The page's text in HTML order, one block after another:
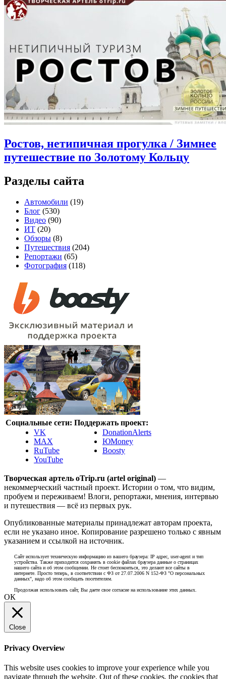
Ростов, нетипичная прогулка / Зимнее
путешествие по Золотому Кольцу
Разделы сайта
Автомобили (19)
Блог (530)
Видео (90)
ИТ (20)
Обзоры (8)
Путешествия (204)
Репортажи (65)
Фотография (118)
Социальные сети:
VK
MAX
RuTube
YouTube
Поддержать проект:
DonationAlerts
ЮMoney
Boosty
Творческая артель oTrip.ru (artel original) —
некоммерческий частный проект. Истории о том, что видим,
пробуем и переживаем! Влоги, репортажи, мнения, интервью
и путешествия — всё из первых рук.
Опубликованные материалы принадлежат авторам проекта,
если не указано иное. Копирование разрешено только с явным
указанием и ссылкой на источник.
Сайт использует техническую информацию из вашего браузера: IP адрес, user-agent и тип
устройства. Также приходится сохранять в cookie файлах браузера данные о страницах
нашего сайта и об этом сообщении. Не стоит беспокоиться, это делают все сайты в
интернете. Просто теперь, в соответствии с ФЗ от 27.07.2006 N 152-ФЗ "О персональных
данных", надо об этом сообщать посетителям.
Продолжая использовать сайт, Вы даете свое согласие на использование этих данных.
ОК
Close
Privacy Overview
This website uses cookies to improve your experience while you
navigate through the website. Out of these cookies, the cookies that